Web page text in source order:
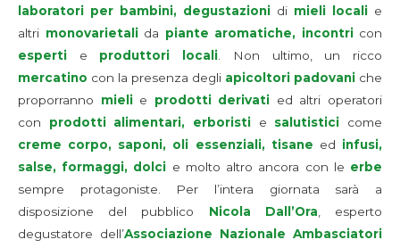
laboratori per bambini, degustazioni di mieli locali e
altri monovarietalida piante aromatiche, incontricon
esperti e produttori locali. Non ultimo, un ricco
mercatino con la presenza degli apicoltori padovani che
proporranno mielie prodotti derivati ed altri operatori
con prodotti alimentari, erboristi e salutistici come
creme corpo, saponi, oli essenziali, tisane ed infusi,
salse, formaggi, dolci e molto altro ancora con le erbe
sempre protagoniste. Per l’intera giornata sarà a
disposizione del pubblico Nicola Dall’Ora, esperto
degustatore dell’Associazione Nazionale Ambasciatori